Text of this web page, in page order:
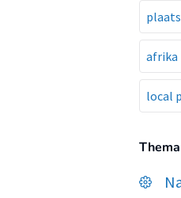
afrika
local
Thema